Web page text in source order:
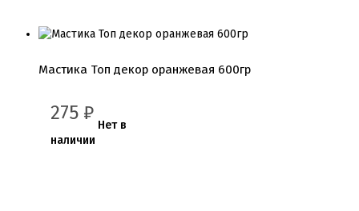
Мастика Топ декор оранжевая 600гр
275 ₽
Нет в
наличии